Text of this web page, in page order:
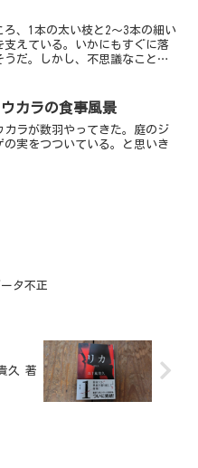
ろ、1本の太い枝と2～3本の細い
支えている。いかにもすぐに落
うだ。しかし、不思議なことに
カラの食事風景
カラが数羽やってきた。庭のジ
の実をつついている。と思いき
タ不正
久 著